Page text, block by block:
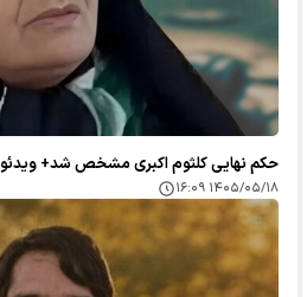
حکم نهایی کلثوم اکبری مشخص شد+ ویدئو
۱۴۰۵/۰۵/۱۸ ۱۶:۰۹